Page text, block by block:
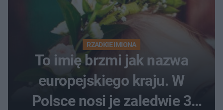
RZADKIE IMIONA
To imię brzmi jak nazwa
europejskiego kraju. W
Polsce nosi je zaledwie 3